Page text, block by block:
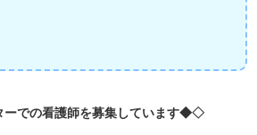
での看護師を募集しています◆◇